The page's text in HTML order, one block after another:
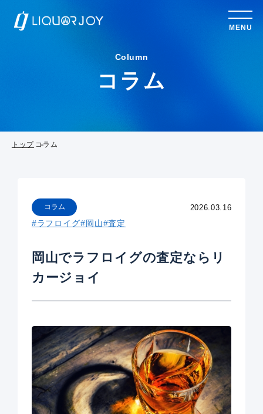
MENU
Column
コラム
トップ コラム
2026.03.16
コラム
#ラフロイグ#岡山#査定
岡山でラフロイグの査定ならリ
カージョイ